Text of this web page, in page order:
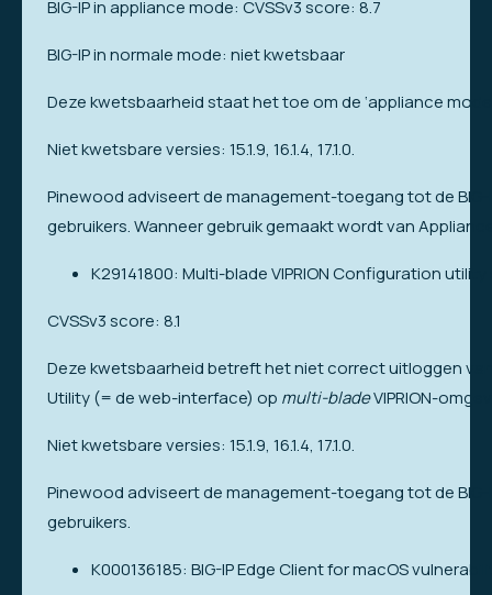
BIG-IP in appliance mode: CVSSv3 score: 8.7
BIG-IP in normale mode: niet kwetsbaar
Deze kwetsbaarheid staat het toe om de ‘appliance
Niet kwetsbare versies: 15.1.9, 16.1.4, 17.1.0.
Pinewood adviseert de management-toegang tot de
gebruikers. Wanneer gebruik gemaakt wordt van
K29141800: Multi-blade VIPRION Configuration
CVSSv3 score: 8.1
Deze kwetsbaarheid betreft het niet correct uitloggen
Utility (= de web-interface) op multi-bladeVIPRION-
Niet kwetsbare versies: 15.1.9, 16.1.4, 17.1.0.
Pinewood adviseert de management-toegang tot de
gebruikers.
K000136185: BIG-IP Edge Client for macOS